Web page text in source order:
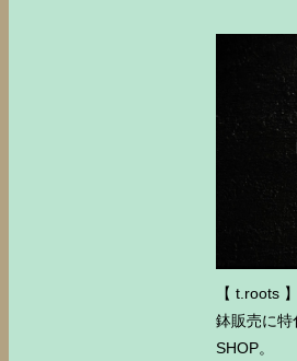
【 t.roots 】
鉢販売に特
SHOP。